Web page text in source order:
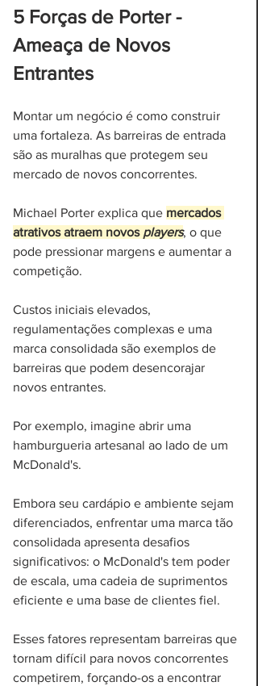
5 Forças de Porter -
Ameaça de Novos
Entrantes
Montar um negócio é como construir
uma fortaleza. As barreiras de entrada
são as muralhas que protegem seu
mercado de novos concorrentes.
Michael Porter explica que mercados
atrativos atraem novos players, o que
pode pressionar margens e aumentar a
competição.
Custos iniciais elevados,
regulamentações complexas e uma
marca consolidada são exemplos de
barreiras que podem desencorajar
novos entrantes.
Por exemplo, imagine abrir uma
hamburgueria artesanal ao lado de um
McDonald's.
Embora seu cardápio e ambiente sejam
diferenciados, enfrentar uma marca tão
consolidada apresenta desafios
significativos: o McDonald's tem poder
de escala, uma cadeia de suprimentos
eficiente e uma base de clientes fiel.
Esses fatores representam barreiras que
tornam difícil para novos concorrentes
competirem, forçando-os a encontrar